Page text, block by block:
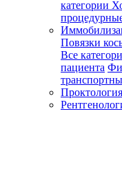
категории
Повязки
Все
пациента
Проктология